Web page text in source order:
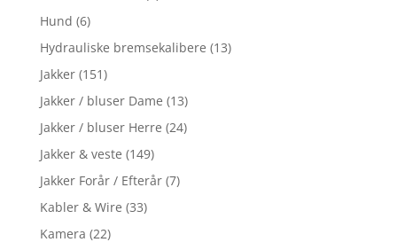
Hund (6)
Hydrauliske bremsekalibere (13)
Jakker (151)
Jakker / bluser Dame (13)
Jakker / bluser Herre (24)
Jakker & veste (149)
Jakker Forår / Efterår (7)
Kabler & Wire (33)
Kamera (22)